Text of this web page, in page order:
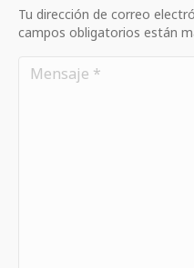
Tu dirección de correo
campos obligatorios están